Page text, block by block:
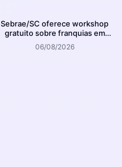
Sebrae/SC oferece workshop
gratuito sobre franquias em
Joinville
06/08/2026